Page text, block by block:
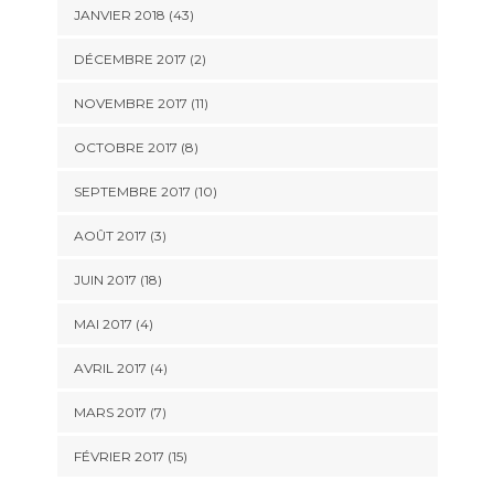
JANVIER 2018 (43)
DÉCEMBRE 2017 (2)
NOVEMBRE 2017 (11)
OCTOBRE 2017 (8)
SEPTEMBRE 2017 (10)
AOÛT 2017 (3)
JUIN 2017 (18)
MAI 2017 (4)
AVRIL 2017 (4)
MARS 2017 (7)
FÉVRIER 2017 (15)